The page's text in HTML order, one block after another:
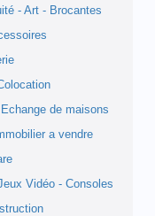
- Art - Brocantes
Echange de maisons
a vendre
Vidéo - Consoles